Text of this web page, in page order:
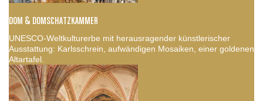
DOM & DOMSCHATZKAMMER
UNESCO-Weltkulturerbe mit herausragender künstlerischer
Ausstattung: Karlsschrein, aufwändigen Mosaiken, einer goldenen
Altartafel.